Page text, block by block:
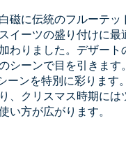
磁に伝統のフルーテッ
イーツの盛り付けに最
わりました。デザート
シーンで目を引きます。
ーンを特別に彩ります
、クリスマス時期には
い方が広がります。